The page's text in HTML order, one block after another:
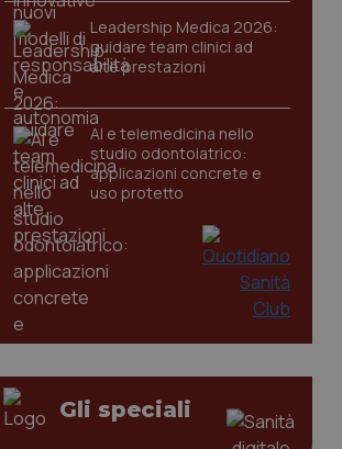
Leadership Medica 2026:
guidare team clinici ad
alte prestazioni
AI e telemedicina nello
studio odontoiatrico:
applicazioni concrete e
uso protetto
Gli speciali